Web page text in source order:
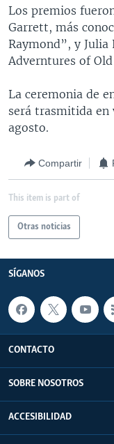
EL MUNDO AL DÍA
FORO [RADIO]
DEPORTIVO
SÍGANOS
Los premios
Garrett, más
Raymond”, y
Adverntures of
La ceremonia de
será trasmitida en
agosto.
Compartir
This item is part of
Otras noticias
SÍGANOS
CONTACTO
SOBRE NOSOTROS
ACCESIBILIDAD